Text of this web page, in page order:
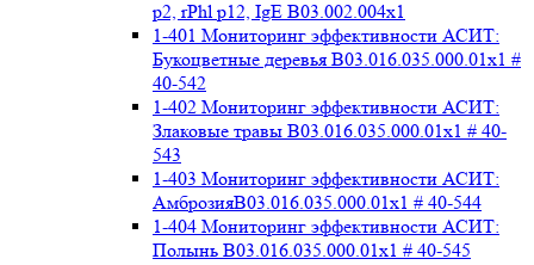
p2, rPhl p12, IgE В03.002.004x1
1-401 Мониторинг эффективности АСИТ:
Букоцветные деревья B03.016.035.000.01x1 #
40-542
1-402 Мониторинг эффективности АСИТ:
Злаковые травы B03.016.035.000.01x1 # 40-
543
1-403 Мониторинг эффективности АСИТ:
АмброзияB03.016.035.000.01x1 # 40-544
1-404 Мониторинг эффективности АСИТ:
Полынь B03.016.035.000.01x1 # 40-545